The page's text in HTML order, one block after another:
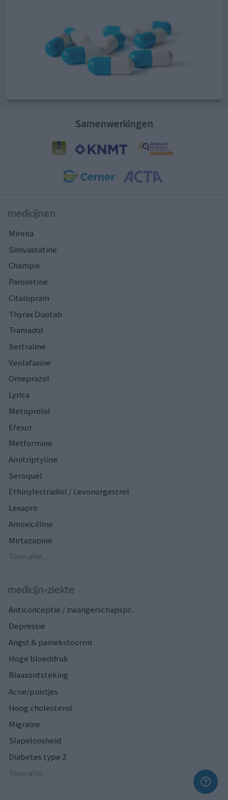
Samenwerkingen
medicijnen
Mirena
Simvastatine
Champix
Paroxetine
Citalopram
Thyrax Duotab
Tramadol
Sertraline
Venlafaxine
Omeprazol
Lyrica
Metoprolol
Efexor
Metformine
Amitriptyline
Seroquel
Ethinylestradiol / Levonorgestrel
Lexapro
Amoxicilline
Mirtazapine
Toon alle...
medicijn-ziekte
Anticonceptie / zwangerschapspr...
Depressie
Angst & paniekstoornis
Hoge bloeddruk
Blaasontsteking
Acne/puistjes
Hoog cholesterol
Migraine
Slapeloosheid
Diabetes type 2
Toon alle...